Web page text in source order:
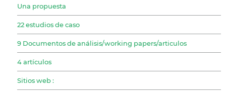
Una propuesta
22 estudios de caso
9 Documentos de análisis/working papers/articulos
4 artículos
Sitios web :